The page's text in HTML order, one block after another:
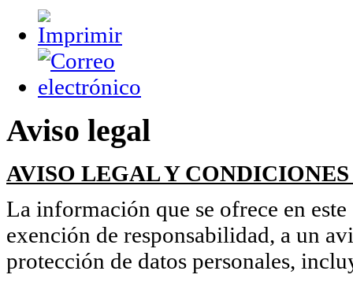
Aviso legal
AVISO LEGAL Y CONDICIONES
La información que se ofrece en
exención de responsabilidad, a un
protección de datos personales,